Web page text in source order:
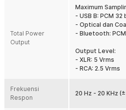
sirkuit yang inovatif, kombinasi chip
menghasilkan suara jernih, detail, dan
sangat rendah. Tak kalah menarik,
dengan amplifier ZA3 dari Fosi Audio.
kombinasi audio balance paling
audio terbaik.
Berbagai Pilihan Input dan Output
Preamplifier yang satu ini memiliki
XLR. Banyaknya pilihan input dan
pengalaman audio yang lebih immersif
Total Power
Output
Maximum
- USB B: PCM 32
- Optical dan
- Bluetooth:
Output Level:
- XLR: 5 Vrms
- RCA: 2.5 Vrms
Frekuensi
Respon
20 Hz - 20 KHz (±